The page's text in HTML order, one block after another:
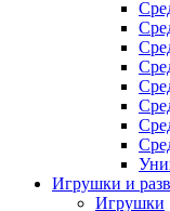
Игрушки и
Игрушки